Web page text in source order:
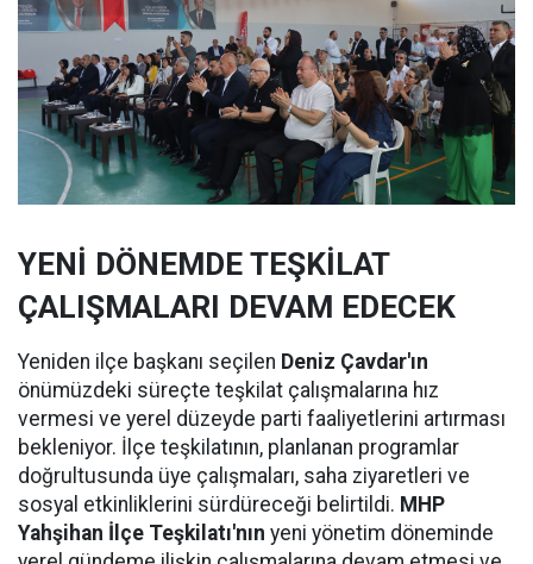
YENİ DÖNEMDE TEŞKİLAT
ÇALIŞMALARI DEVAM EDECEK
Yeniden ilçe başkanı seçilen Deniz Çavdar'ın
önümüzdeki süreçte teşkilat çalışmalarına hız
vermesi ve yerel düzeyde parti faaliyetlerini artırması
bekleniyor. İlçe teşkilatının, planlanan programlar
doğrultusunda üye çalışmaları, saha ziyaretleri ve
sosyal etkinliklerini sürdüreceği belirtildi. MHP
Yahşihan İlçe Teşkilatı'nın yeni yönetim döneminde